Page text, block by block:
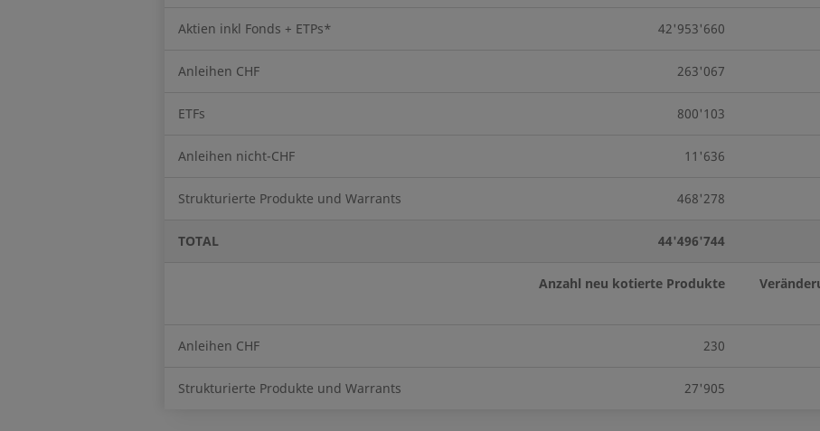
Aktien inkl Fonds + ETPs* 42'953'660
Anleihen CHF 263'067
ETFs 800'103
Anleihen nicht-CHF 11'636
Strukturierte Produkte und Warrants 468'278
TOTAL 44'496'744
Anzahl neu kotierte Produkte
Anleihen CHF 230
Strukturierte Produkte und Warrants 27'905